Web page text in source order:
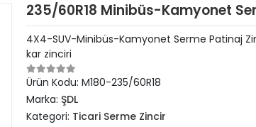
235/60R18 Minibüs-Kamyonet
4X4-SUV-Minibüs-Kamyonet Serme Patinaj
kar zinciri
Ürün Kodu: M180-235/60R18
Marka: ŞDL
Kategori: Ticari Serme Zincir